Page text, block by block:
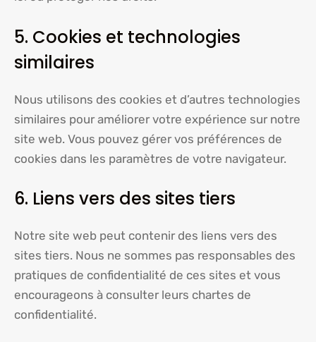
5. Cookies et technologies
similaires
Nous utilisons des cookies et d’autres technologies
similaires pour améliorer votre expérience sur notre
site web. Vous pouvez gérer vos préférences de
cookies dans les paramètres de votre navigateur.
6. Liens vers des sites tiers
Notre site web peut contenir des liens vers des
sites tiers. Nous ne sommes pas responsables des
pratiques de confidentialité de ces sites et vous
encourageons à consulter leurs chartes de
confidentialité.